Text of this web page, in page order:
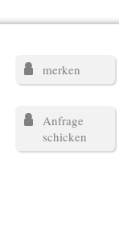
merken
Anfrage
schicken